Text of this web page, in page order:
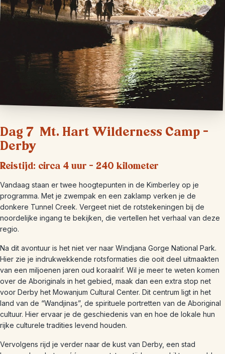
Dag 7 Mt. Hart Wilderness Camp –
Derby
Reistijd: circa 4 uur – 240 kilometer
Vandaag staan er twee hoogtepunten in de Kimberley op je
programma. Met je zwempak en een zaklamp verken je de
donkere Tunnel Creek. Vergeet niet de rotstekeningen bij de
noordelijke ingang te bekijken, die vertellen het verhaal van deze
regio.
Na dit avontuur is het niet ver naar Windjana Gorge National Park.
Hier zie je indrukwekkende rotsformaties die ooit deel uitmaakten
van een miljoenen jaren oud koraalrif. Wil je meer te weten komen
over de Aboriginals in het gebied, maak dan een extra stop net
voor Derby het Mowanjum Cultural Center. Dit centrum ligt in het
land van de “Wandjinas”, de spirituele portretten van de Aboriginal
cultuur. Hier ervaar je de geschiedenis van en hoe de lokale hun
rijke culturele tradities levend houden.
Vervolgens rijd je verder naar de kust van Derby, een stad